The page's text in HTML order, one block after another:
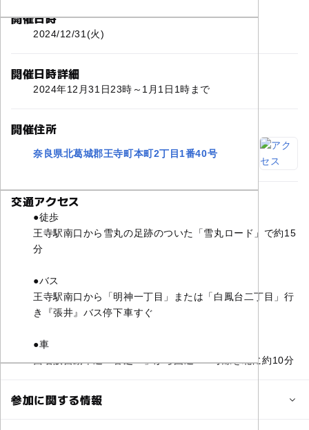
開催日時
2024/12/31(火)
開催日時詳細
2024年12月31日23時～1月1日1時まで
開催住所
奈良県北葛城郡王寺町本町2丁目1番40号
交通アクセス
●徒歩
王寺駅南口から雪丸の足跡のついた「雪丸ロード」で約15
分
●バス
王寺駅南口から「明神一丁目」または「白鳳台二丁目」行
き『張井』バス停下車すぐ
●車
西名阪自動車道「香芝IC」から国道168号線を北に約10分
参加に関する情報